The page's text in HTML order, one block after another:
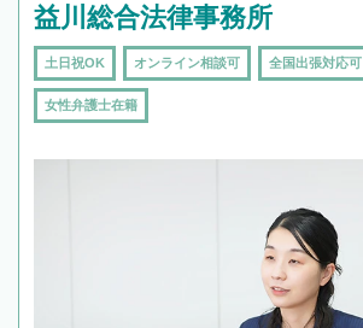
益川総合法律事務所
土日祝OK オンライン相談可 全国出張対応可
女性弁護士在籍